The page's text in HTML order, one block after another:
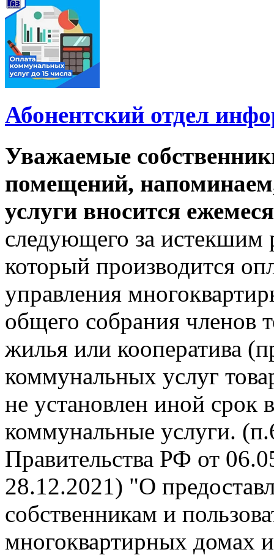
Абонентский отдел
Уважаемые
помещений,
услуги вносится
следующего за истекшим
который производится
управления
общего собрания членов
жилья или кооператива
коммунальных услуг
не установлен иной срок
коммунальные услуги.
Правительства РФ от
28.12.2021) "О
собственникам и
многоквартирных